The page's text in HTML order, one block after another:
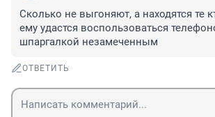
Сколько не выгоняют, а находятся те
ему удастся воспользоваться
шпаргалкой незамеченным
ОТВЕТИТЬ